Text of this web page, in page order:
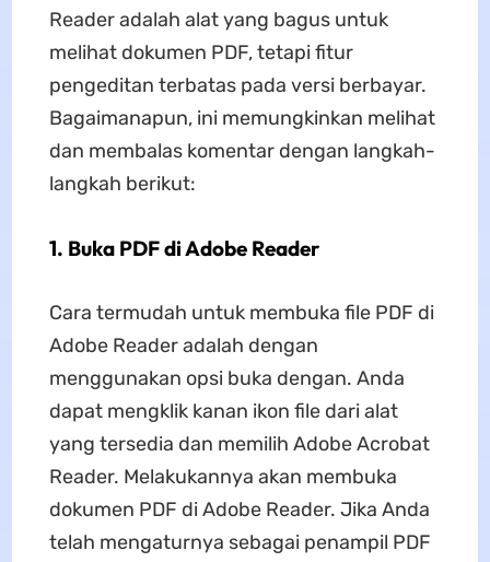
Reader adalah alat yang bagus untuk
melihat dokumen PDF, tetapi fitur
pengeditan terbatas pada versi berbayar.
Bagaimanapun, ini memungkinkan melihat
dan membalas komentar dengan langkah-
langkah berikut:
1. Buka PDF di Adobe Reader
Cara termudah untuk membuka file PDF di
Adobe Reader adalah dengan
menggunakan opsi buka dengan. Anda
dapat mengklik kanan ikon file dari alat
yang tersedia dan memilih Adobe Acrobat
Reader. Melakukannya akan membuka
dokumen PDF di Adobe Reader. Jika Anda
telah mengaturnya sebagai penampil PDF